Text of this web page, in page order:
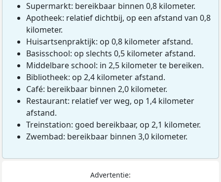
Supermarkt: bereikbaar binnen 0,8 kilometer.
Apotheek: relatief dichtbij, op een afstand van 0,8
kilometer.
Huisartsenpraktijk: op 0,8 kilometer afstand.
Basisschool: op slechts 0,5 kilometer afstand.
Middelbare school: in 2,5 kilometer te bereiken.
Bibliotheek: op 2,4 kilometer afstand.
Café: bereikbaar binnen 2,0 kilometer.
Restaurant: relatief ver weg, op 1,4 kilometer
afstand.
Treinstation: goed bereikbaar, op 2,1 kilometer.
Zwembad: bereikbaar binnen 3,0 kilometer.
Advertentie: